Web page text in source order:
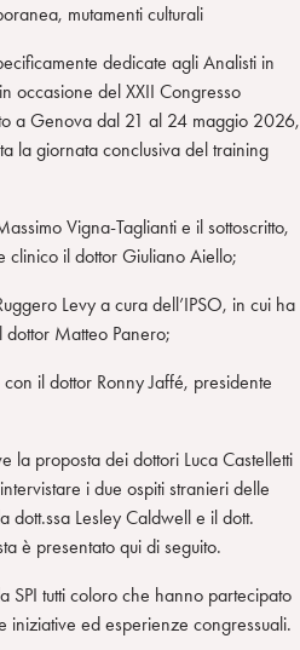
mutamenti culturali
dedicate agli Analisti in
occasione del XXII Congresso
a Genova dal 21 al 24 maggio 2026,
la giornata conclusiva del training
Vigna-Taglianti e il sottoscritto,
clinico il dottor Giuliano Aiello;
Levy a cura dell’IPSO, in cui ha
Matteo Panero;
il dottor Ronny Jaffé, presidente
la proposta dei dottori Luca Castelletti
i due ospiti stranieri delle
dott.ssa Lesley Caldwell e il dott.
è presentato qui di seguito.
SPI tutti coloro che hanno partecipato
iniziative ed esperienze congressuali.